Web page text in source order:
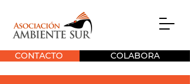
CONTACTO COLABORA